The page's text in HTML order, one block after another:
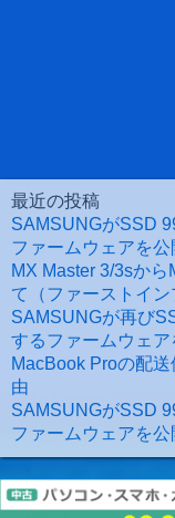
最近の投稿
SAMSUNGがSSD
ファームウェアを公
MX Master 3/3sか
て（ファーストイン
SAMSUNGが再び
するファームウェア
MacBook Proの配
由
SAMSUNGがSSD
ファームウェアを公